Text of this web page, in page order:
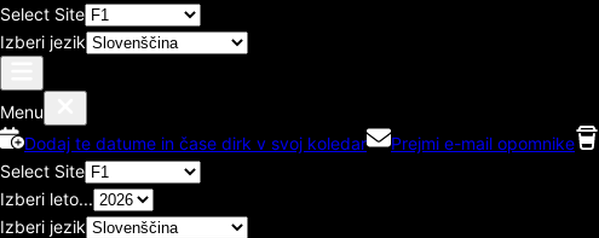
Select Site
Izberi jezik
Menu
Dodaj te datume in čase dirk v svoj koledar
Prejmi e-mail opomnike
Select Site
Izberi leto...
Izberi jezik